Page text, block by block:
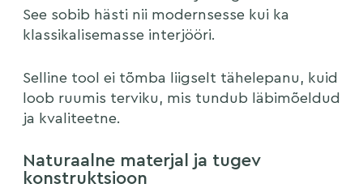
Olen tutvunud ja nõustun
privaatsustingimustega
See sobib hästi nii modernsesse kui ka
klassikalisemasse interjööri.
Selline tool ei tõmba liigselt tähelepanu, kuid
loob ruumis terviku, mis tundub läbimõeldud
ja kvaliteetne.
Naturaalne materjal ja tugev
konstruktsioon